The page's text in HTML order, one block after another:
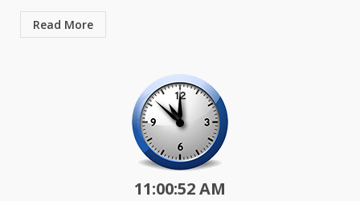
Read More
11:00:54 AM